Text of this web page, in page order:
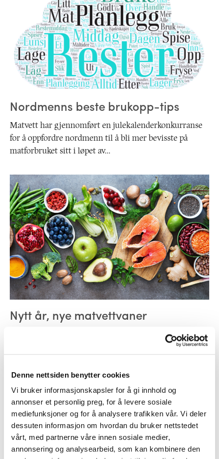
Denne nettsiden benytter cookies
Vi bruker informasjonskapsler for å gi innhold og
annonser et personlig preg, for å levere sosiale
mediefunksjoner og for å analysere trafikken vår. Vi deler
dessuten informasjon om hvordan du bruker nettstedet
vårt, med partnerne våre innen sosiale medier,
annonsering og analysearbeid, som kan kombinere den
Nordmenns beste brukopp-tips
Matvett har gjennomført en julekalenderkonkurranse
for å oppfordre nordmenn til å bli mer bevisste på
matforbruket sitt i løpet av…
Nytt år, nye matvettvaner
La 2026 bli året der du endrer vaner for å sikre at
maten du kjøper og lager blir spist opp. Det finnes